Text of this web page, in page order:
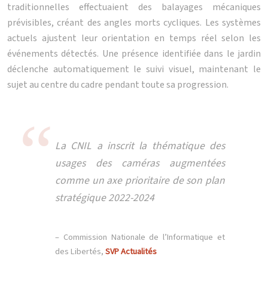
traditionnelles effectuaient des balayages mécaniques
prévisibles, créant des angles morts cycliques. Les systèmes
actuels ajustent leur orientation en temps réel selon les
événements détectés. Une présence identifiée dans le jardin
déclenche automatiquement le suivi visuel, maintenant le
sujet au centre du cadre pendant toute sa progression.
La CNIL a inscrit la thématique des
usages des caméras augmentées
comme un axe prioritaire de son plan
stratégique 2022-2024
– Commission Nationale de l’Informatique et
des Libertés,SVP Actualités